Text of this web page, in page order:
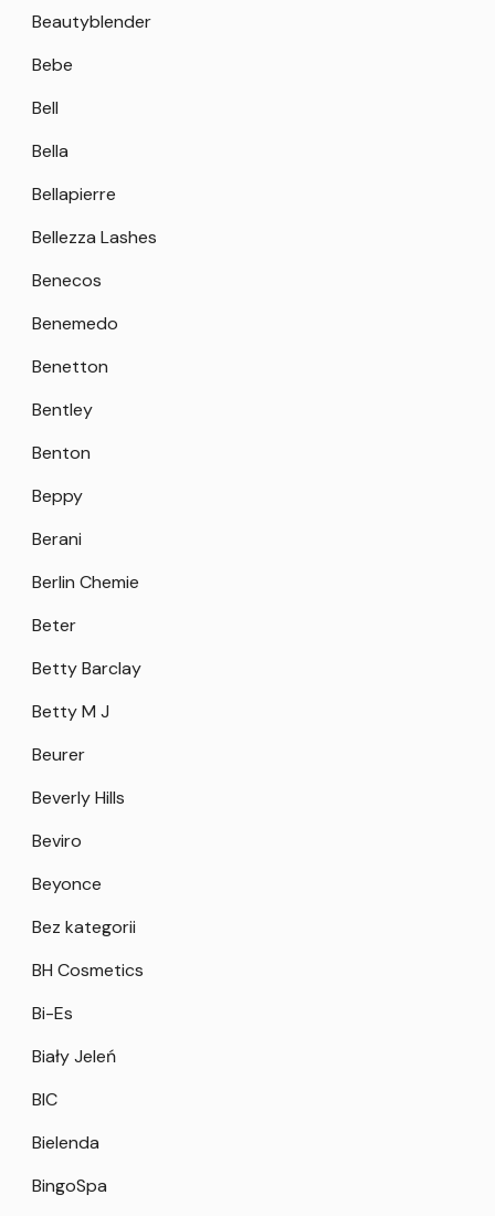
Beautyblender
Bebe
Bell
Bella
Bellapierre
Bellezza Lashes
Benecos
Benemedo
Benetton
Bentley
Benton
Beppy
Berani
Berlin Chemie
Beter
Betty Barclay
Betty M J
Beurer
Beverly Hills
Beviro
Beyonce
Bez kategorii
BH Cosmetics
Bi-Es
Biały Jeleń
BIC
Bielenda
BingoSpa